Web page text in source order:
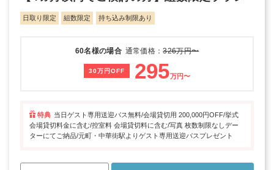
日取り限定 組数限定 持ち込み制限あり
60名様の場合 通常価格：326万円〜
30万円OFF 295万円〜
特典 当日ゲスト専用送迎バス無料/会場貸切用 200,000円OFF/挙式
会場貸切料金に含む/控室料 会場貸切料に含む/写真 枚数制限なしデー
ターにてご納品/元町・中華街駅よりゲスト専用送迎バスプレゼント